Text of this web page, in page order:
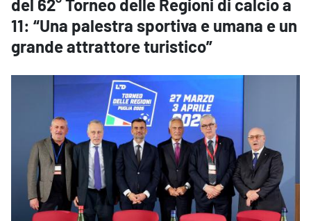
del 62° Torneo delle Regioni di calcio a
11: “Una palestra sportiva e umana e un
grande attrattore turistico”